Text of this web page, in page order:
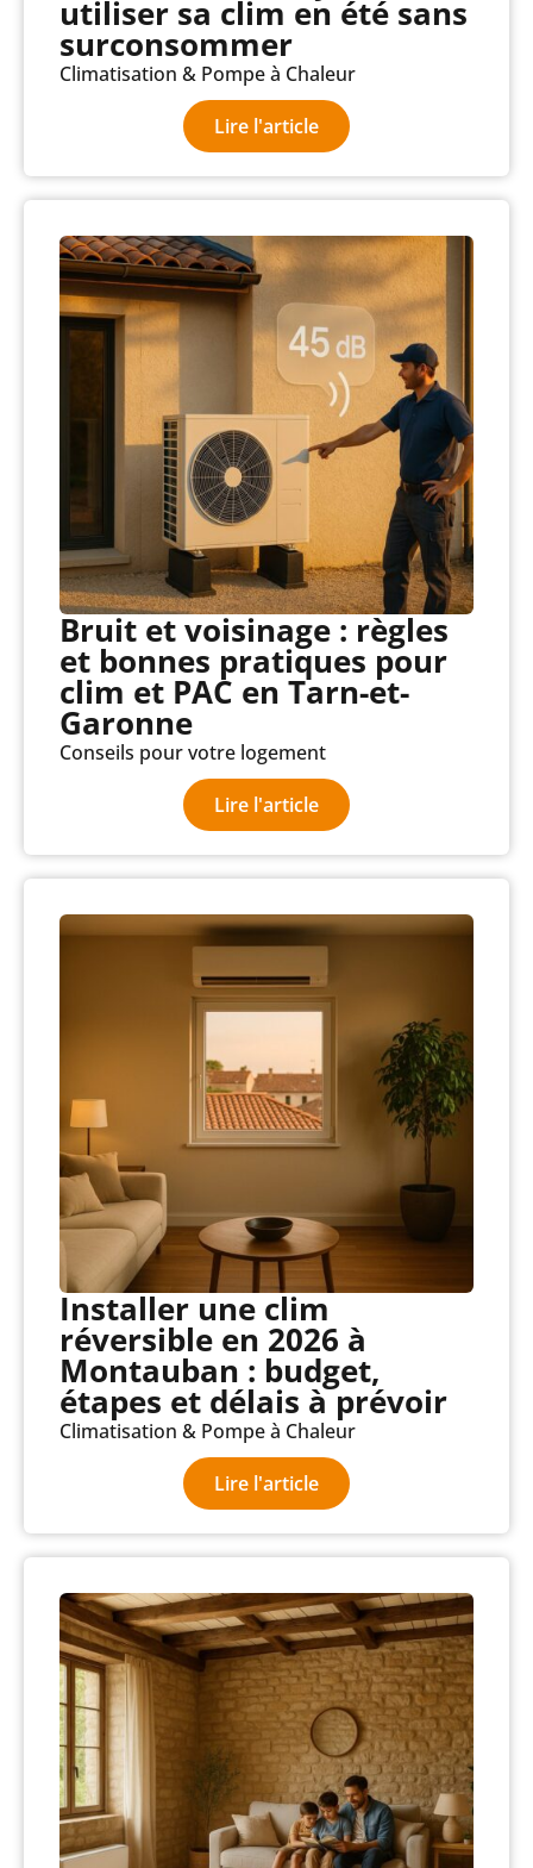
utiliser sa clim en été sans
surconsommer
Climatisation & Pompe à Chaleur
Lire l'article
Bruit et voisinage : règles
et bonnes pratiques pour
clim et PAC en Tarn-et-
Garonne
Conseils pour votre logement
Lire l'article
Installer une clim
réversible en 2026 à
Montauban : budget,
étapes et délais à prévoir
Climatisation & Pompe à Chaleur
Lire l'article